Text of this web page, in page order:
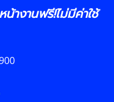
น้างานฟรี!ไม่มีค่าใช้